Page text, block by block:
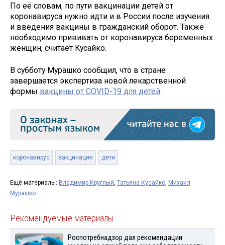
По её словам, по пути вакцинации детей от
коронавируса нужно идти и в России после изучения
и введения вакцины в гражданский оборот. Также
необходимо прививать от коронавируса беременных
женщин, считает Кусайко.
В субботу Мурашко сообщил, что в стране
завершается экспертиза новой лекарственной
формы вакцины от COVID-19 для детей.
коронавирус вакцинация дети
Ещё материалы: Владимир Круглый Татьяна Кусайко Михаил
Мурашко
Рекомендуемые материалы
Роспотребнадзор дал рекомендации